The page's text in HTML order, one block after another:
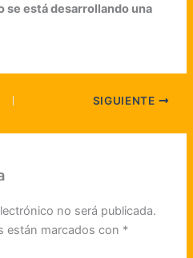
se está desarrollando una
SIGUIENTE
no será publicada.
están marcados con *